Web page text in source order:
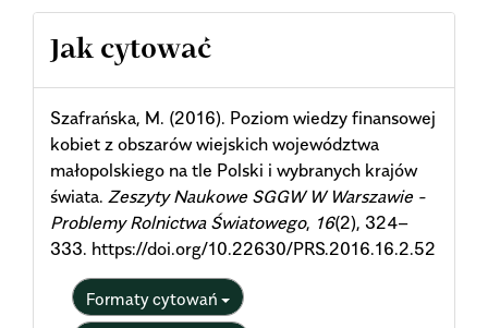
Article
Details
Jak cytować
Szafrańska, M. (2016). Poziom wiedzy finansowej
kobiet z obszarów wiejskich województwa
małopolskiego na tle Polski i wybranych krajów
świata. Zeszyty Naukowe SGGW W Warszawie -
Problemy Rolnictwa Światowego, 16(2), 324–
333. https://doi.org/10.22630/PRS.2016.16.2.52
Formaty cytowań